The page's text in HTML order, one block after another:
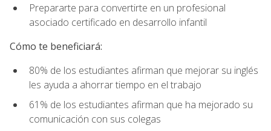
Prepararte para convertirte en un profesional
asociado certificado en desarrollo infantil
Cómo te beneficiará:
80% de los estudiantes afirman que mejorar su inglés
les ayuda a ahorrar tiempo en el trabajo
61% de los estudiantes afirman que ha mejorado su
comunicación con sus colegas